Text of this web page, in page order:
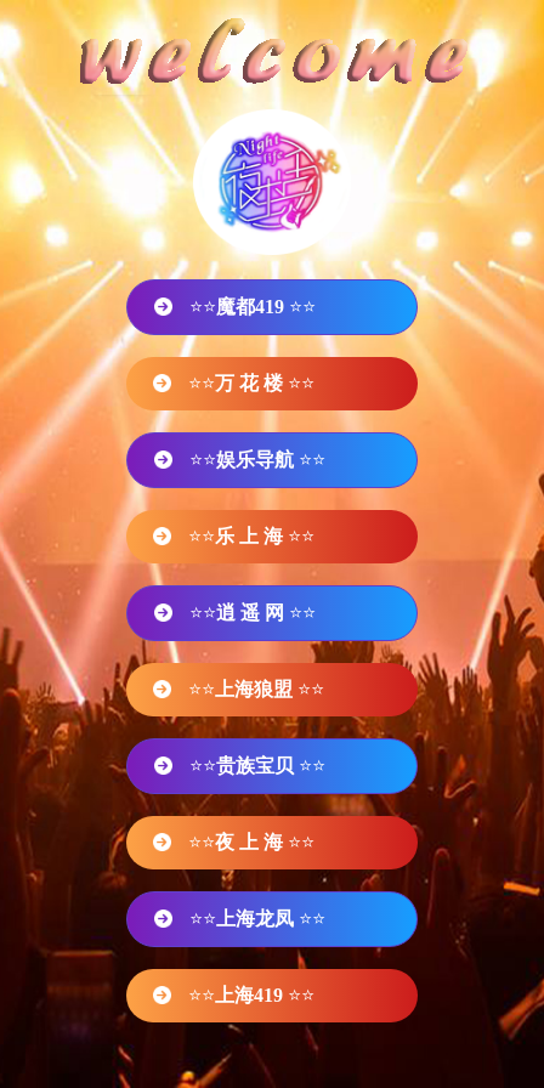
⭐⭐魔都419 ⭐⭐
⭐⭐万 花 楼 ⭐⭐
⭐⭐娱乐导航 ⭐⭐
⭐⭐乐 上 海 ⭐⭐
⭐⭐逍 遥 网 ⭐⭐
⭐⭐ 上海狼盟 ⭐⭐
⭐⭐贵族宝贝 ⭐⭐
⭐⭐夜 上 海 ⭐⭐
⭐⭐ 上海龙凤 ⭐⭐
⭐⭐ 上海419 ⭐⭐